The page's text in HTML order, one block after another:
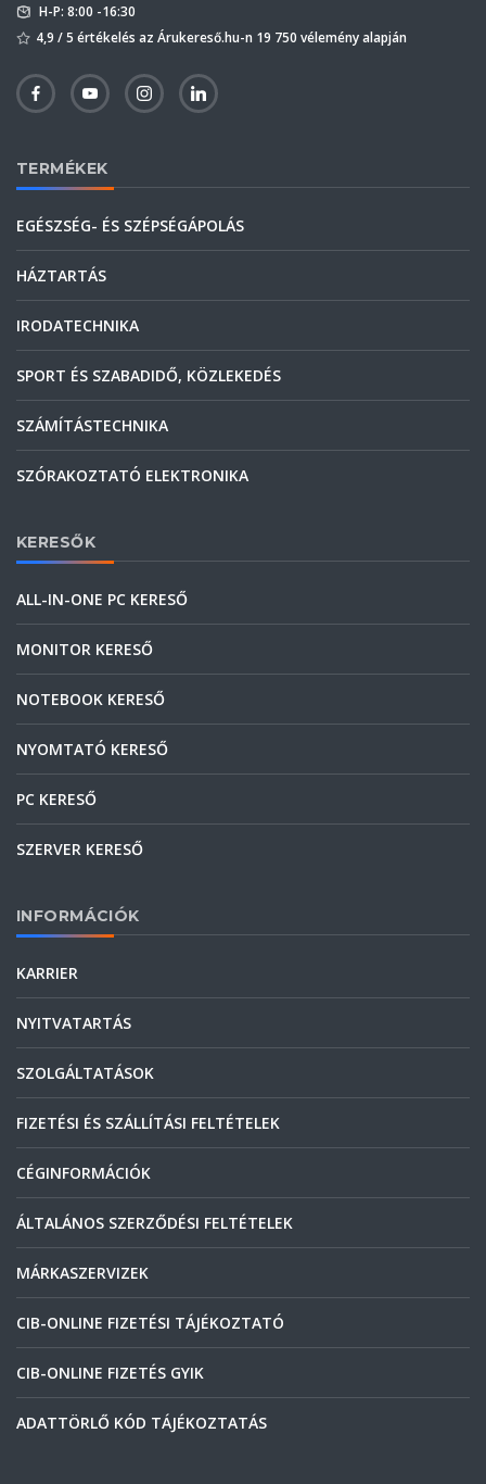
H-P: 8:00 -16:30
4,9 / 5 értékelés az Árukereső.hu-n 19 750 vélemény alapján
TERMÉKEK
EGÉSZSÉG- ÉS SZÉPSÉGÁPOLÁS
HÁZTARTÁS
IRODATECHNIKA
SPORT ÉS SZABADIDŐ, KÖZLEKEDÉS
SZÁMÍTÁSTECHNIKA
SZÓRAKOZTATÓ ELEKTRONIKA
KERESŐK
ALL-IN-ONE PC KERESŐ
MONITOR KERESŐ
NOTEBOOK KERESŐ
NYOMTATÓ KERESŐ
PC KERESŐ
SZERVER KERESŐ
INFORMÁCIÓK
KARRIER
NYITVATARTÁS
SZOLGÁLTATÁSOK
FIZETÉSI ÉS SZÁLLÍTÁSI FELTÉTELEK
CÉGINFORMÁCIÓK
ÁLTALÁNOS SZERZŐDÉSI FELTÉTELEK
MÁRKASZERVIZEK
CIB-ONLINE FIZETÉSI TÁJÉKOZTATÓ
CIB-ONLINE FIZETÉS GYIK
ADATTÖRLŐ KÓD TÁJÉKOZTATÁS